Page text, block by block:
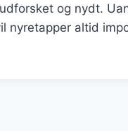
og nydt.
nyretapper altid